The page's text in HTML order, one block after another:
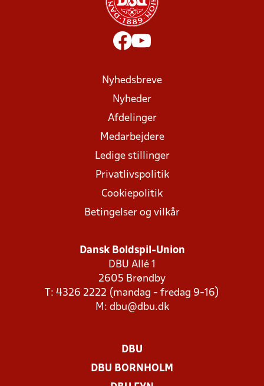
Nyhedsbreve
Nyheder
Afdelinger
Medarbejdere
Ledige stillinger
Privatlivspolitik
Cookiepolitik
Betingelser og vilkår
Dansk Boldspil-Union
DBU Allé 1
2605 Brøndby
T: 4326 2222 (mandag - fredag 9-16)
M: dbu@dbu.dk
DBU
DBU BORNHOLM